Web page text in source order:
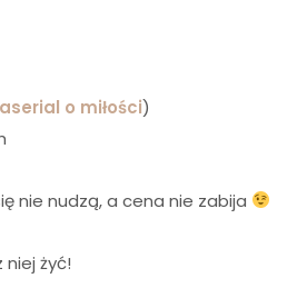
o miłości)
nie nudzą, a cena nie zabija
niej żyć!